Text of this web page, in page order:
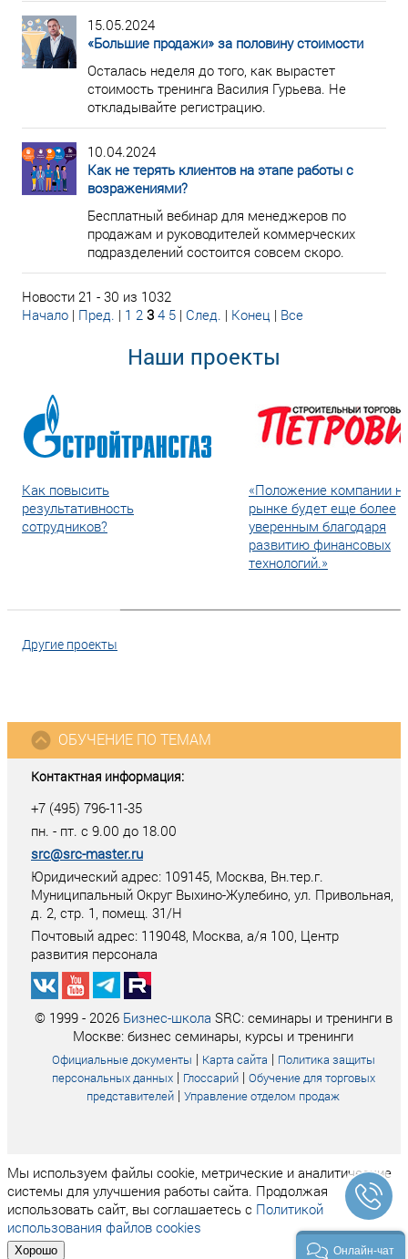
15.05.2024
«Большие продажи» за половину стоимости
Осталась неделя до того, как вырастет
стоимость тренинга Василия Гурьева. Не
откладывайте регистрацию.
10.04.2024
Как не терять клиентов на этапе работы с
возражениями?
Бесплатный вебинар для менеджеров по
продажам и руководителей коммерческих
подразделений состоится совсем скоро.
Новости 21 - 30 из 1032
Начало | Пред. | 1 2 3 4 5 | След. | Конец | Все
Наши проекты
Как повысить
результативность
сотрудников?
«Положение компании
рынке будет еще более
уверенным благодаря
развитию финансовых
технологий.»
Другие проекты
Контактная информация:
+7 (495) 796-11-35
пн. - пт. с 9.00 до 18.00
src@src-master.ru
Юридический адрес: 109145, Москва, Вн.тер.г.
Муниципальный Округ Выхино-Жулебино, ул. Привольная,
д. 2, стр. 1, помещ. 31/Н
Почтовый адрес: 119048, Москва, а/я 100, Центр
развития персонала
ОБУЧЕНИЕ ПО ТЕМАМ
© 1999 - 2026 Бизнес-школа SRC: семинары и тренинги в
Москве: бизнес семинары, курсы и тренинги
Официальные документы | Карта сайта | Политика защиты
персональных данных| Глоссарий| Обучение для торговых
представителей | Управление отделом продаж
Мы используем файлы cookie, метрические и аналитические
системы для улучшения работы сайта. Продолжая
использовать сайт, вы соглашаетесь с Политикой
использования файлов cookies
Хорошо Онлайн-чат